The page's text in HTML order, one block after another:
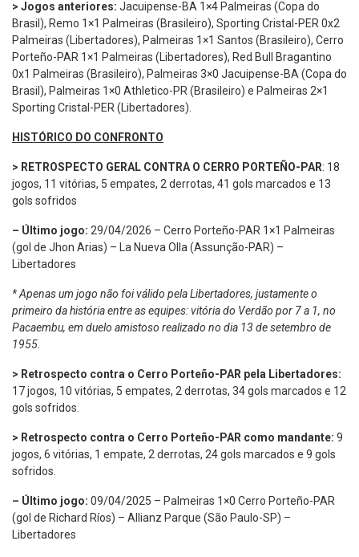
> Jogos anteriores: Jacuipense-BA 1×4 Palmeiras (Copa do
Brasil), Remo 1×1 Palmeiras (Brasileiro), Sporting Cristal-PER 0x2
Palmeiras (Libertadores), Palmeiras 1×1 Santos (Brasileiro), Cerro
Porteño-PAR 1×1 Palmeiras (Libertadores), Red Bull Bragantino
0x1 Palmeiras (Brasileiro), Palmeiras 3×0 Jacuipense-BA (Copa do
Brasil), Palmeiras 1×0 Athletico-PR (Brasileiro) e Palmeiras 2×1
Sporting Cristal-PER (Libertadores).
HISTÓRICO DO CONFRONTO
> RETROSPECTO GERAL CONTRA O CERRO PORTEÑO-PAR: 18
jogos, 11 vitórias, 5 empates, 2 derrotas, 41 gols marcados e 13
gols sofridos
– Último jogo: 29/04/2026 – Cerro Porteño-PAR 1×1 Palmeiras
(gol de Jhon Arias) – La Nueva Olla (Assunção-PAR) –
Libertadores
* Apenas um jogo não foi válido pela Libertadores, justamente o
primeiro da história entre as equipes: vitória do Verdão por 7 a 1, no
Pacaembu, em duelo amistoso realizado no dia 13 de setembro de
1955.
> Retrospecto contra o Cerro Porteño-PAR pela Libertadores:
17 jogos, 10 vitórias, 5 empates, 2 derrotas, 34 gols marcados e 12
gols sofridos.
> Retrospecto contra o Cerro Porteño-PAR como mandante: 9
jogos, 6 vitórias, 1 empate, 2 derrotas, 24 gols marcados e 9 gols
sofridos.
– Último jogo: 09/04/2025 – Palmeiras 1×0 Cerro Porteño-PAR
(gol de Richard Ríos) – Allianz Parque (São Paulo-SP) –
Libertadores